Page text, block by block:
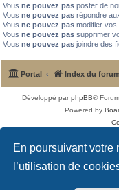
En poursuivant votre
l’utilisation de
Vous ne pouvez pas poster de
Vous ne pouvez pas répondre
Vous ne pouvez pas modifier vos
Vous ne pouvez pas supprimer
Vous ne pouvez pas joindre des
Portal Index du forum
Développé parphpBB®
Powered by